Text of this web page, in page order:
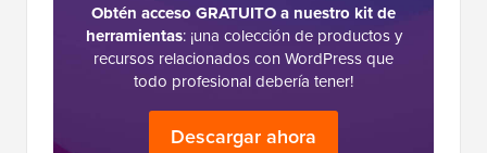
Obtén acceso GRATUITO a nuestro kit de
herramientas: ¡una colección de productos y
recursos relacionados con WordPress que
todo profesional debería tener!
Descargar ahora